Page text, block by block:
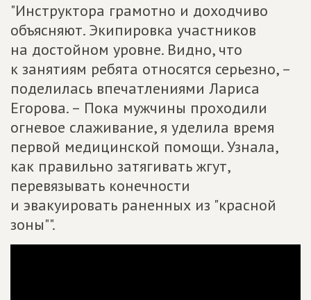
"Инструктора грамотно и доходчиво
объясняют. Экипировка участников
на достойном уровне. Видно, что
к занятиям ребята относятся серьезно, –
поделилась впечатлениями Лариса
Егорова. – Пока мужчины проходили
огневое слаживание, я уделила время
первой медицинской помощи. Узнала,
как правильно затягивать жгут,
перевязывать конечности
и эвакуировать раненных из "красной
зоны"".